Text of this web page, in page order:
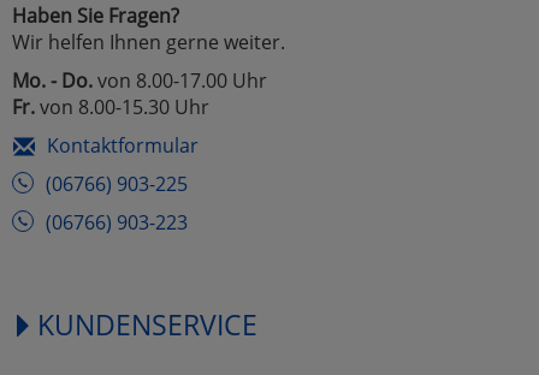
Haben Sie Fragen?
Wir helfen Ihnen gerne weiter.
Mo. - Do.von 8.00-17.00 Uhr
Fr.von 8.00-15.30 Uhr
Kontaktformular
(06766) 903-225
(06766) 903-223
KUNDENSERVICE